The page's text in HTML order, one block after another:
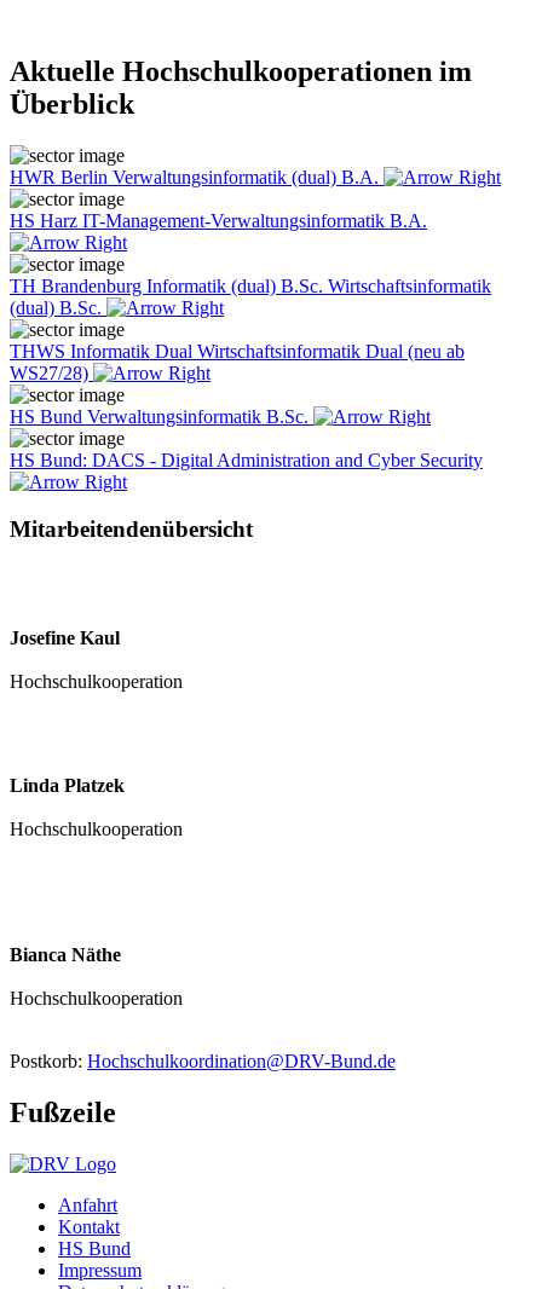
Aktuelle Hochschulkooperationen im
Überblick
HWR Berlin Verwaltungsinformatik (dual) B.A.
HS Harz IT-Management-Verwaltungsinformatik B.A.
TH Brandenburg Informatik (dual) B.Sc. Wirtschaftsinformatik
(dual) B.Sc.
THWS Informatik Dual Wirtschaftsinformatik Dual (neu ab
WS27/28)
HS Bund Verwaltungsinformatik B.Sc.
HS Bund: DACS - Digital Administration and Cyber Security
Mitarbeitendenübersicht
Josefine Kaul
Hochschulkooperation
Linda Platzek
Hochschulkooperation
Bianca Näthe
Hochschulkooperation
Postkorb: Hochschulkoordination@DRV-Bund.de
Fußzeile
Anfahrt
Kontakt
HS Bund
Impressum